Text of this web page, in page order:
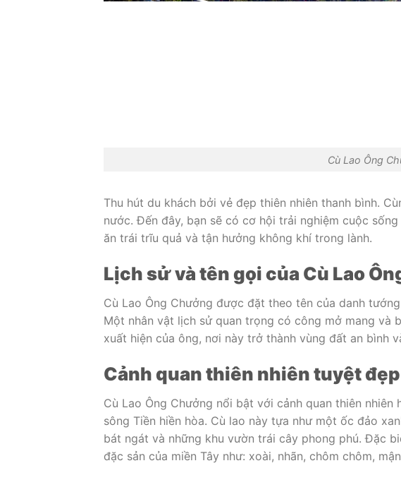
Cù Lao Ông
Thu hút du khách bởi vẻ đẹp thiên nhiên thanh bình.
nước. Đến đây, bạn sẽ có cơ hội trải nghiệm cuộc
ăn trái trĩu quả và tận hưởng không khí trong lành.
Lịch sử và tên gọi của Cù Lao
Cù Lao Ông Chưởng được đặt theo tên của danh
Một nhân vật lịch sử quan trọng có công mở mang và
xuất hiện của ông, nơi này trở thành vùng đất an bình
Cảnh quan thiên nhiên tuyệt đẹp
Cù Lao Ông Chưởng nổi bật với cảnh quan thiên
sông Tiền hiền hòa. Cù lao này tựa như một ốc đảo
bát ngát và những khu vườn trái cây phong phú. Đặc
đặc sản của miền Tây như: xoài, nhãn, chôm chôm,